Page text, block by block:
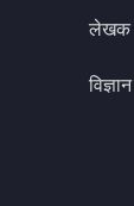
लेखक
विज्ञान